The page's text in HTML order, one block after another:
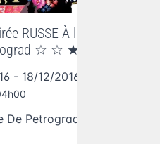
RUSSE À la
☆ ☆ ★
- 18/12/2016
De Petrograd